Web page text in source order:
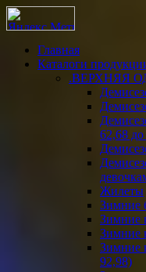
Главная
Каталоги
.ВЕРХНЯЯ
62,68
Жилеты
Зимние
Зимние
Зимние
Зимние
92,98)